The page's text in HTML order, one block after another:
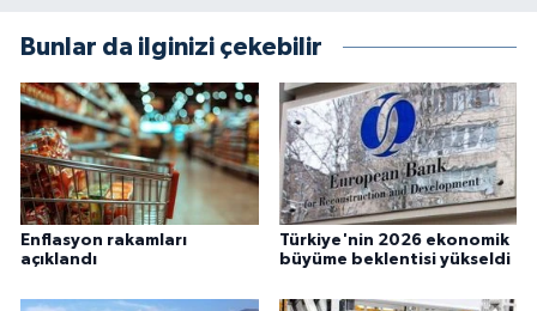
Bunlar da ilginizi çekebilir
Enflasyon rakamları
açıklandı
Türkiye'nin 2026 ekonomik
büyüme beklentisi yükseldi